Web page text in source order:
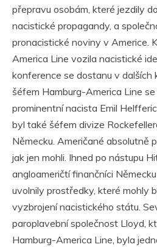
přepravu osobám, které jezdily
nacistické propagandy, a
pronacistické noviny v Americe.
America Line vozila nacistické
konference se dostanu v dalších
šéfem Hamburg-America Line
prominentní nacista Emil
byl také šéfem divize
Německu. Američané absolutně
jak jen mohli. Ihned po nástupu
angloameričtí finančníci
uvolnily prostředky, které mohly
vyzbrojení nacistického státu.
paroplavební společnost Lloyd,
Hamburg-America Line, byla